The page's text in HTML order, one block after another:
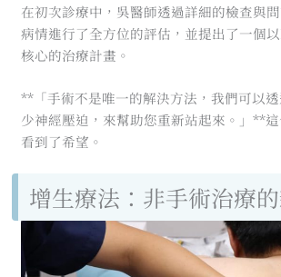
在初次診療中，吳醫師透過詳細的檢查與
病情進行了全方位的評估，並提出了一個
核心的治療計畫。
**「手術不是唯一的解決方法，我們可以
少神經壓迫，來幫助您重新站起來。」**
看到了希望。
增生療法：非手術治療